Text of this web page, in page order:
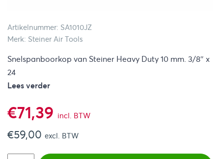
Artikelnummer: SA1010JZ
Merk: Steiner Air Tools
Snelspanboorkop van Steiner Heavy Duty 10 mm. 3/8″ x
24
Lees verder
€71,39 incl. BTW
€59,00 excl. BTW